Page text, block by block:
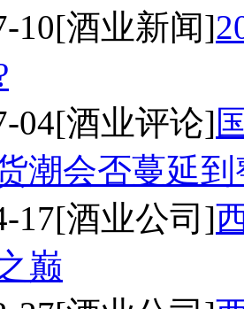
10[酒业新闻]
04[酒业评论]
潮会否蔓延到
17[酒业公司]
巅